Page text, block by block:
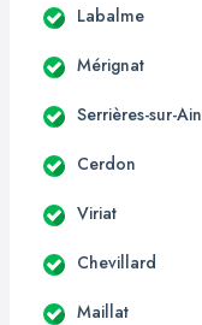
Labalme
Mérignat
Serrières-sur-Ain
Cerdon
Viriat
Chevillard
Maillat